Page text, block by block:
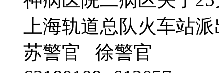
上海轨道总队火车站
苏警官 徐警官